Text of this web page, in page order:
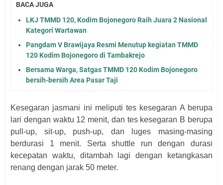
BACA JUGA
LKJ TMMD 120, Kodim Bojonegoro Raih Juara 2 Nasional
Kategori Wartawan
Pangdam V Brawijaya Resmi Menutup kegiatan TMMD
120 Kodim Bojonegoro di Tambakrejo
Bersama Warga, Satgas TMMD 120 Kodim Bojonegoro
bersih-bersih Area Pasar Taji
Kesegaran jasmani ini meliputi tes kesegaran A berupa
lari dengan waktu 12 menit, dan tes kesegaran B berupa
pull-up, sit-up, push-up, dan luges masing-masing
berdurasi 1 menit. Serta shuttle run dengan durasi
kecepatan waktu, ditambah lagi dengan ketangkasan
renang dengan jarak 50 meter.